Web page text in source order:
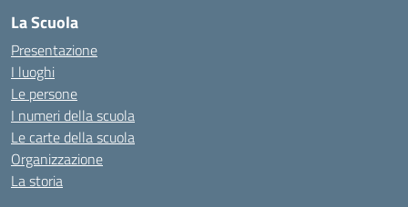
La Scuola
Presentazione
I luoghi
Le persone
I numeri della scuola
Le carte della scuola
Organizzazione
La storia